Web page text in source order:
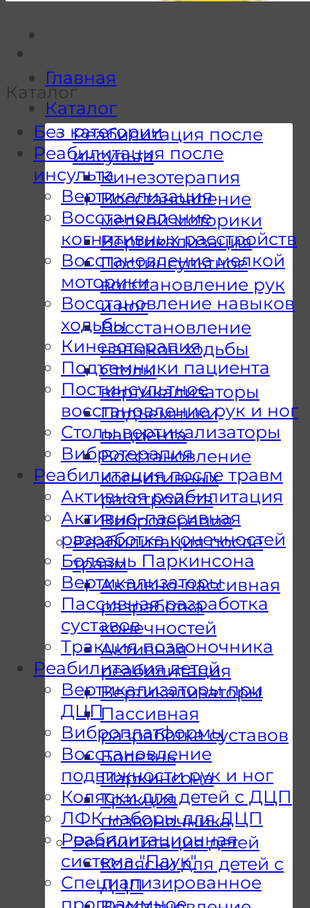
Главная
Каталог
Реабилитация после
инсульта
Кинезотерапия
Восстановление
мелкой моторики
Вертикализация
Постинсультное
восстановление рук
и ног
Восстановление
навыков ходьбы
Столы
вертикализаторы
Подъемники
пациента
Восстановление
когнитивных
расстройств
Вибротерапия
Реабилитация после
травм
Активно-пассивная
разработка
конечностей
Активная
реабилитация
Вертикализаторы
Пассивная
разработка суставов
Болезнь
Паркинсона
Тракция
позвоночника
Реабилитация детей
Коляски для детей с
ДЦП
Каталог
Без категории
Реабилитация после
инсульта
Вертикализация
Восстановление
когнитивных расстройств
Восстановление мелкой
моторики
Восстановление навыков
ходьбы
Кинезотерапия
Подъемники пациента
Постинсультное
восстановление рук и ног
Столы вертикализаторы
Вибротерапия
Реабилитация после травм
Активная реабилитация
Активно-пассивная
разработка конечностей
Болезнь Паркинсона
Вертикализаторы
Пассивная разработка
суставов
Тракция позвоночника
Реабилитация детей
Вертикализаторы при
ДЦП
Виброплатформы
Восстановление
подвижности рук и ног
Коляски для детей с ДЦП
ЛФК наборы для ДЦП
Реабилитационная
система "Паук"
Специализированное
программное